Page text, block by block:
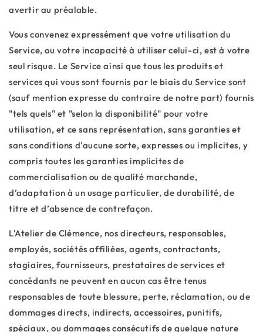
avertir au préalable.
Vous convenez expressément que votre utilisation du
Service, ou votre incapacité à utiliser celui-ci, est à votre
seul risque. Le Service ainsi que tous les produits et
services qui vous sont fournis par le biais du Service sont
(sauf mention expresse du contraire de notre part) fournis
"tels quels" et "selon la disponibilité" pour votre
utilisation, et ce sans représentation, sans garanties et
sans conditions d'aucune sorte, expresses ou implicites, y
compris toutes les garanties implicites de
commercialisation ou de qualité marchande,
d’adaptation à un usage particulier, de durabilité, de
titre et d’absence de contrefaçon.
L'Atelier de Clémence, nos directeurs, responsables,
employés, sociétés affiliées, agents, contractants,
stagiaires, fournisseurs, prestataires de services et
concédants ne peuvent en aucun cas être tenus
responsables de toute blessure, perte, réclamation, ou de
dommages directs, indirects, accessoires, punitifs,
spéciaux, ou dommages consécutifs de quelque nature